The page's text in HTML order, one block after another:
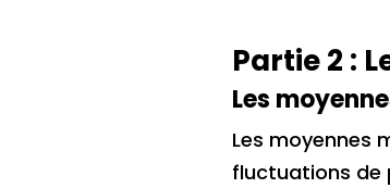
Partie 2 :
Les
Les moyennes
fluctuations de